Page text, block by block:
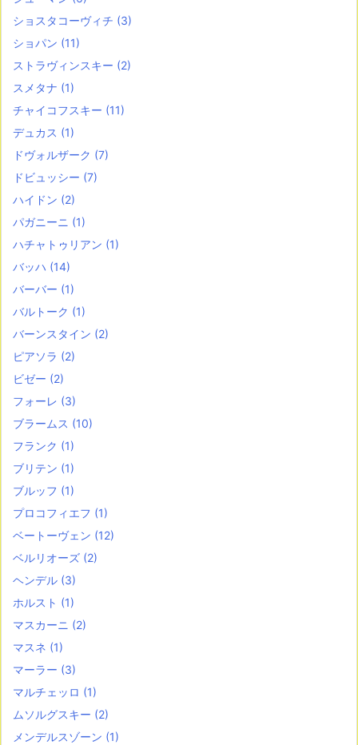
ショスタコーヴィチ (3)
ショパン (11)
ストラヴィンスキー (2)
スメタナ (1)
チャイコフスキー (11)
デュカス (1)
ドヴォルザーク (7)
ドビュッシー (7)
ハイドン (2)
パガニーニ (1)
ハチャトゥリアン (1)
バッハ (14)
バーバー (1)
バルトーク (1)
バーンスタイン (2)
ピアソラ (2)
ビゼー (2)
フォーレ (3)
ブラームス (10)
フランク (1)
ブリテン (1)
ブルッフ (1)
プロコフィエフ (1)
ベートーヴェン (12)
ベルリオーズ (2)
ヘンデル (3)
ホルスト (1)
マスカーニ (2)
マスネ (1)
マーラー (3)
マルチェッロ (1)
ムソルグスキー (2)
メンデルスゾーン (1)